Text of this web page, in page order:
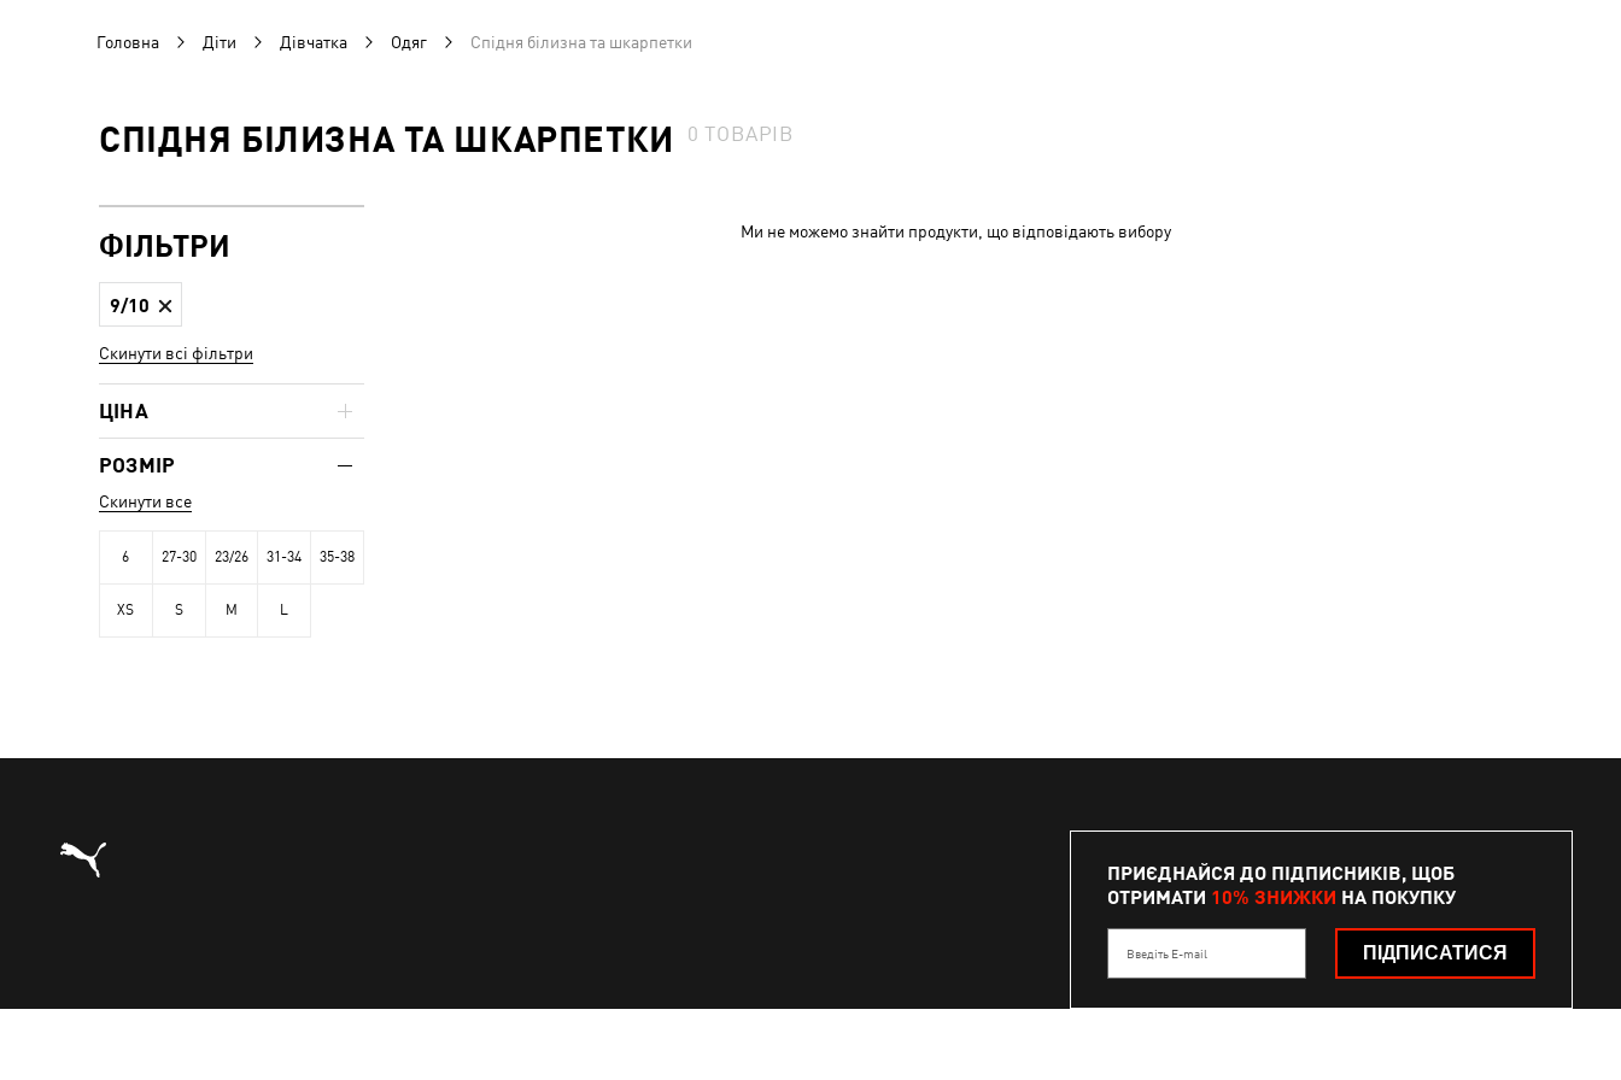
Головна Діти Дівчатка Одяг Спідня білизна та шкарпетки
СПІДНЯ БІЛИЗНА ТА ШКАРПЕТКИ 0ТОВАРІВ
Ми не можемо знайти продукти, що відповідають вибору
ФІЛЬТРИ
9/10
Скинути всі фільтри
ЦІНА
РОЗМІР
Скинути все
6 27-30 23/26 31-34 35-38
XS S M L
ПРИЄДНАЙСЯ ДО ПІДПИСНИКІВ, ЩОБ
ОТРИМАТИ 10% ЗНИЖКИ НА ПОКУПКУ
Введіть E-mail ПІДПИСАТИСЯ